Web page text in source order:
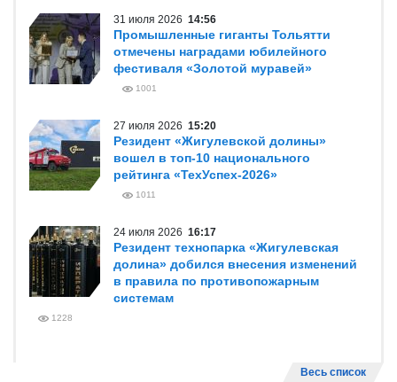
31 июля 2026 14:56
Промышленные гиганты Тольятти
отмечены наградами юбилейного
фестиваля «Золотой муравей»
1001
27 июля 2026 15:20
Резидент «Жигулевской долины»
вошел в топ-10 национального
рейтинга «ТехУспех-2026»
1011
24 июля 2026 16:17
Резидент технопарка «Жигулевская
долина» добился внесения изменений
в правила по противопожарным
системам
1228
Весь список